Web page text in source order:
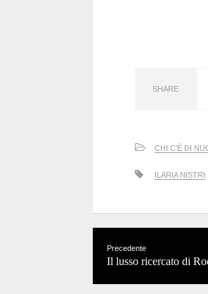
SHARE
CHI C'È DI
ILARIA NISTRI
Precedente
Il lusso ricercato di